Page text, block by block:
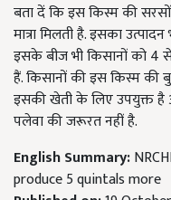
बता दें कि इस किस्म की
मात्रा मिलती है. इसका उत्पादन
इसके बीज भी किसानों को 4
हैं. किसानों की इस किस्म की
इसकी खेती के लिए उपयुक्त
पलेवा की जरूरत नहीं है.
English Summary:
produce 5 quintals more